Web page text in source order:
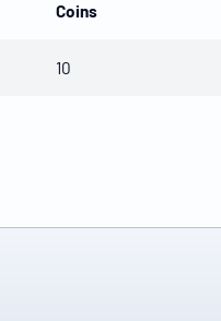
Coins
10